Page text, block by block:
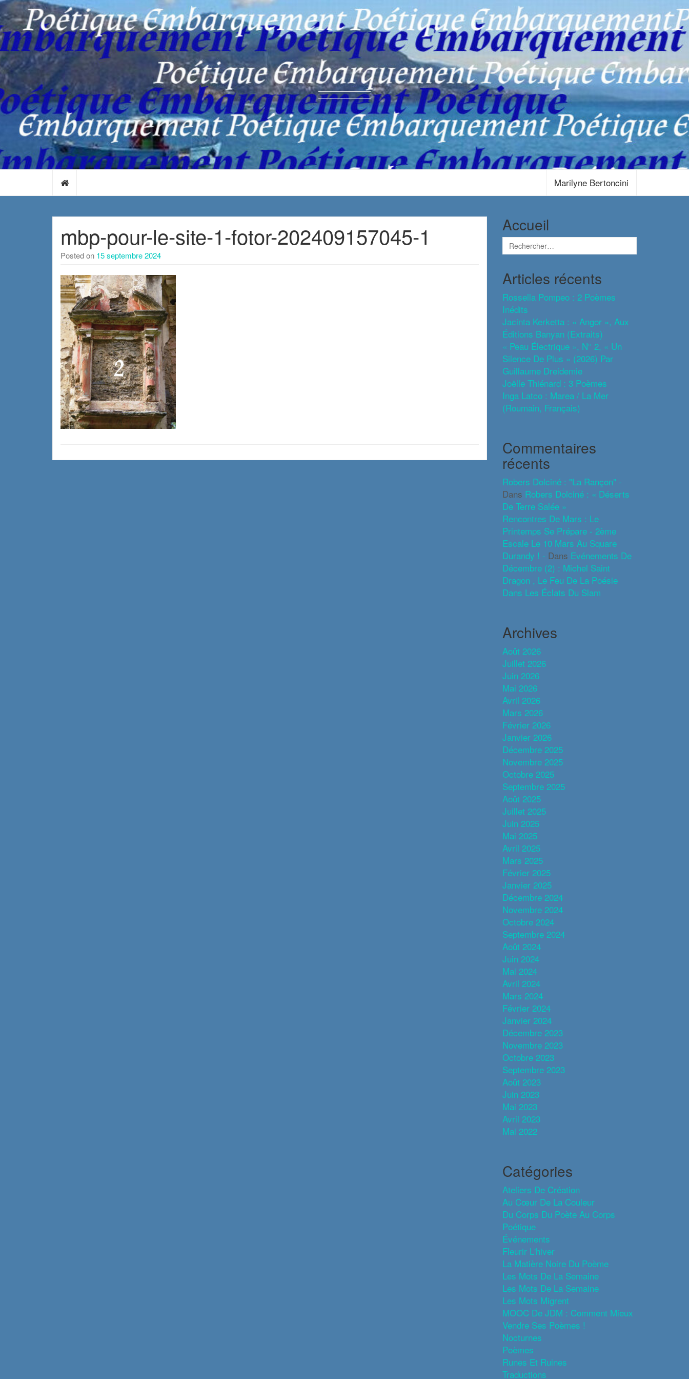
Marilyne Bertoncini
mbp-pour-le-site-1-fotor-202409157045-1
Posted on 15 septembre 2024
Accueil
Articles récents
Rossella Pompeo : 2 Poèmes
Inédits
Jacinta Kerketta : « Angor », Aux
Éditions Banyan (extraits)
« Peau Électrique », N° 2, « Un
Silence De Plus » (2026) Par
Guillaume Dreidemie
Joëlle Thiénard : 3 Poèmes
Inga Latco : Marea / La Mer
(roumain, Français)
Commentaires
récents
Robers Dolciné : "La Rançon" -
Dans Robers Dolciné : « Déserts
De Terre Salée »
Rencontres De Mars : Le
Printemps Se Prépare - 2ème
Escale Le 10 Mars Au Square
Durandy ! - Dans Evénements De
Décembre (2) : Michel Saint
Dragon , Le Feu De La Poésie
Dans Les Éclats Du Slam
Archives
Août 2026
Juillet 2026
Juin 2026
Mai 2026
Avril 2026
Mars 2026
Février 2026
Janvier 2026
Décembre 2025
Novembre 2025
Octobre 2025
Septembre 2025
Août 2025
Juillet 2025
Juin 2025
Mai 2025
Avril 2025
Mars 2025
Février 2025
Janvier 2025
Décembre 2024
Novembre 2024
Octobre 2024
Septembre 2024
Août 2024
Juin 2024
Mai 2024
Avril 2024
Mars 2024
Février 2024
Janvier 2024
Décembre 2023
Novembre 2023
Octobre 2023
Septembre 2023
Août 2023
Juin 2023
Mai 2023
Avril 2023
Mai 2022
Catégories
Ateliers De Création
Au Cœur De La Couleur
Du Corps Du Poète Au Corps
Poétique
Événements
Fleurir L'hiver
La Matière Noire Du Poème
Les Mots De La Semaine
Les Mots De La Semaine
Les Mots Migrent
MOOC De JDM : Comment Mieux
Vendre Ses Poèmes !
Nocturnes
Poèmes
Runes Et Ruines
Traductions